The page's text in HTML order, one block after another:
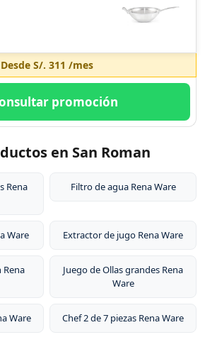
Desde S/. 311 /mes
promoción
en San Roman
Rena
Filtro de agua Rena Ware
Ware Extractor de jugo Rena Ware
Rena
Juego de Ollas grandes Rena
Ware
Ware Chef 2 de 7 piezas Rena Ware